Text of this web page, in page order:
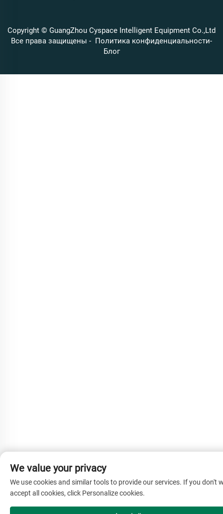
Copyright © GuangZhou Cyspace Intelligent Equipment Co.,Ltd
Все права защищены - Политика конфиденциальности-
Блог
We value your privacy
We use cookies and similar tools to provide our services. If you don't
accept all cookies, click Personalize cookies.